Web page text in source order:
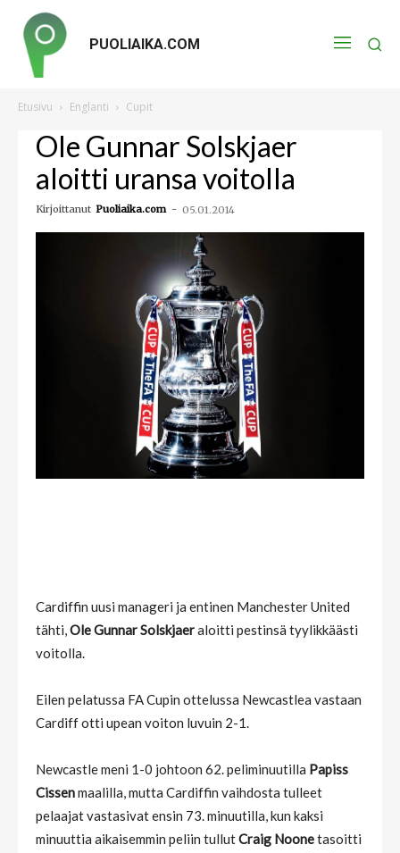
PUOLIAIKA.COM
Etusivu Englanti Cupit
Ole Gunnar Solskjaer
aloitti uransa voitolla
Kirjoittanut Puoliaika.com - 05.01.2014
Cardiffin uusi manageri ja entinen Manchester United
tähti,Ole Gunnar Solskjaeraloitti pestinsä tyylikkäästi
voitolla.
Eilen pelatussa FA Cupin ottelussa Newcastlea vastaan
Cardiff otti upean voiton luvuin 2-1.
Newcastle meni 1-0 johtoon 62. peliminuutilla Papiss
Cissenmaalilla, mutta Cardiffin vaihdosta tulleet
pelaajat vastasivat ensin 73. minuutilla, kun kaksi
minuuttia aikaisemmin peliin tullutCraig Noonetasoitti